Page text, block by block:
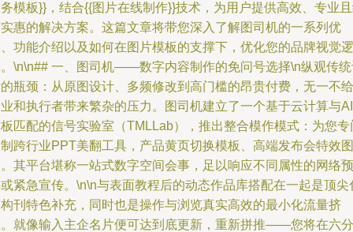
模板}}，结合{{图片在线制作}}技术，为用户提供高效、专业
惠的解决方案。这篇文章将带您深入了解图司机的一系列优
功能介绍以及如何在图片模板的支撑下，优化您的品牌视觉逻
\n\n## 一、图司机——数字内容制作的免问号选择\n纵观传
瓶颈：从原图设计、多频修改到高门槛的昂贵付费，无一不给
和执行者带来繁杂的压力。图司机建立了一个基于云计算与AI
匹配的信号实验室（TMLLab），推出整合模作模式：为您专
跨行业PPT美翻工具，产品黄页切换模板、高端发布会特效图
其平台堪称一站式数字空间会事，足以响应不同属性的网络预
紧急宣传。\n\n与表面教程后的动态作品库搭配在一起是顶尖
刊特色补充，同时也是操作与浏览真实高效的最小化流量挤
就像输入主企名片便可达到底更新，重新拼推——您将在六分